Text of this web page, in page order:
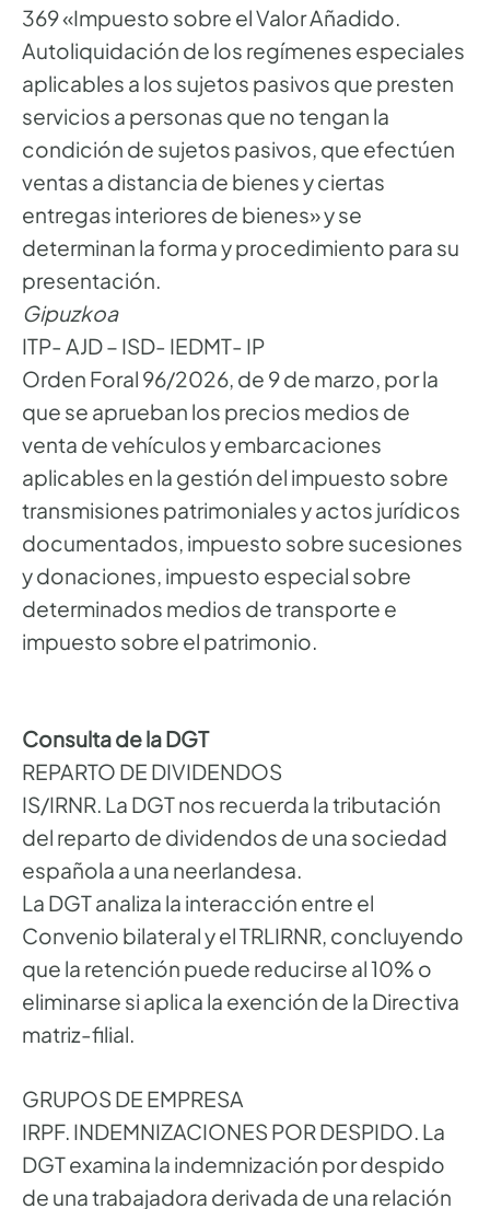
369 «Impuesto sobre el Valor Añadido.
Autoliquidación de los regímenes especiales
aplicables a los sujetos pasivos que presten
servicios a personas que no tengan la
condición de sujetos pasivos, que efectúen
ventas a distancia de bienes y ciertas
entregas interiores de bienes» y se
determinan la forma y procedimiento para su
presentación.
Gipuzkoa
ITP- AJD – ISD- IEDMT- IP
Orden Foral 96/2026, de 9 de marzo, por la
que se aprueban los precios medios de
venta de vehículos y embarcaciones
aplicables en la gestión del impuesto sobre
transmisiones patrimoniales y actos jurídicos
documentados, impuesto sobre sucesiones
y donaciones, impuesto especial sobre
determinados medios de transporte e
impuesto sobre el patrimonio.
Consulta de la DGT
REPARTO DE DIVIDENDOS
IS/IRNR. La DGT nos recuerda la tributación
del reparto de dividendos de una sociedad
española a una neerlandesa.
La DGT analiza la interacción entre el
Convenio bilateral y el TRLIRNR, concluyendo
que la retención puede reducirse al 10% o
eliminarse si aplica la exención de la Directiva
matriz-filial.
GRUPOS DE EMPRESA
IRPF. INDEMNIZACIONES POR DESPIDO. La
DGT examina la indemnización por despido
de una trabajadora derivada de una relación